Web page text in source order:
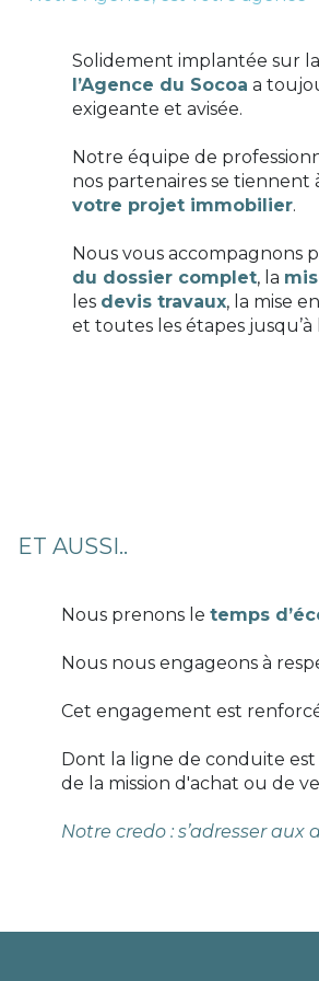
Solidement implantée sur
l’Agence du Socoa a
exigeante et avisée.
Notre équipe de
nos partenaires se tiennent
votre projet immobilier.
Nous vous accompagnons
du dossier complet, la
les devis travaux, la mise en
et toutes les étapes jusqu’à
ET AUSSI..
Nous prenons le temps
Nous nous engageons à
Cet engagement est
Dont la ligne de conduite
de la mission d'achat ou de
Notre credo : s’adresser